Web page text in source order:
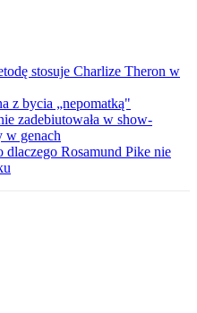
stosuje Charlize Theron w
z bycia „nepomatką"
zadebiutowała w show-
w genach
dlaczego Rosamund Pike nie